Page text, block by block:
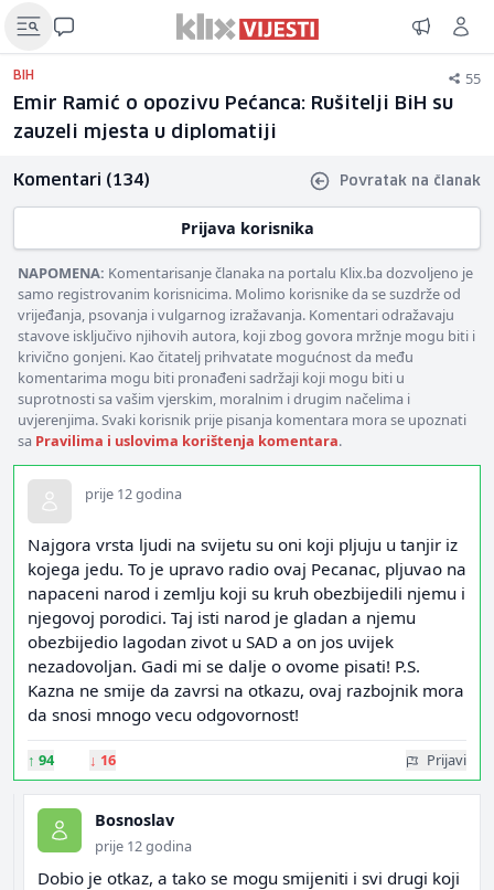
BIH 55
Emir Ramić o opozivu Pećanca: Rušitelji BiH su
zauzeli mjesta u diplomatiji
Komentari (134) Povratak na članak
Prijava korisnika
NAPOMENA: Komentarisanje članaka na portalu Klix.ba dozvoljeno je
samo registrovanim korisnicima. Molimo korisnike da se suzdrže od
vrijeđanja, psovanja i vulgarnog izražavanja. Komentari odražavaju
stavove isključivo njihovih autora, koji zbog govora mržnje mogu biti i
krivično gonjeni. Kao čitatelj prihvatate mogućnost da među
komentarima mogu biti pronađeni sadržaji koji mogu biti u
suprotnosti sa vašim vjerskim, moralnim i drugim načelima i
uvjerenjima. Svaki korisnik prije pisanja komentara mora se upoznati
sa Pravilima i uslovima korištenja komentara.
prije 12 godina
Najgora vrsta ljudi na svijetu su oni koji pljuju u tanjir iz
kojega jedu. To je upravo radio ovaj Pecanac, pljuvao na
napaceni narod i zemlju koji su kruh obezbijedili njemu i
njegovoj porodici. Taj isti narod je gladan a njemu
obezbijedio lagodan zivot u SAD a on jos uvijek
nezadovoljan. Gadi mi se dalje o ovome pisati! P.S.
Kazna ne smije da zavrsi na otkazu, ovaj razbojnik mora
da snosi mnogo vecu odgovornost!
↑ 94 ↓ 16 Prijavi
Bosnoslav
prije 12 godina
Dobio je otkaz, a tako se mogu smijeniti i svi drugi koji